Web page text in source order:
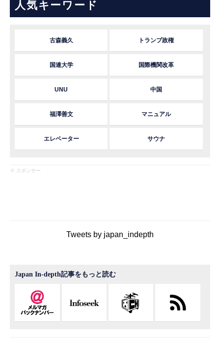
人気キーワード
古森義久 トランプ政権
国連大学 国際機関改革
UNU 中国
福澤善文 マニュアル
エレベーター サウナ
※ スポンサー
Tweets by japan_indepth
Japan In-depth記事をもっと読む